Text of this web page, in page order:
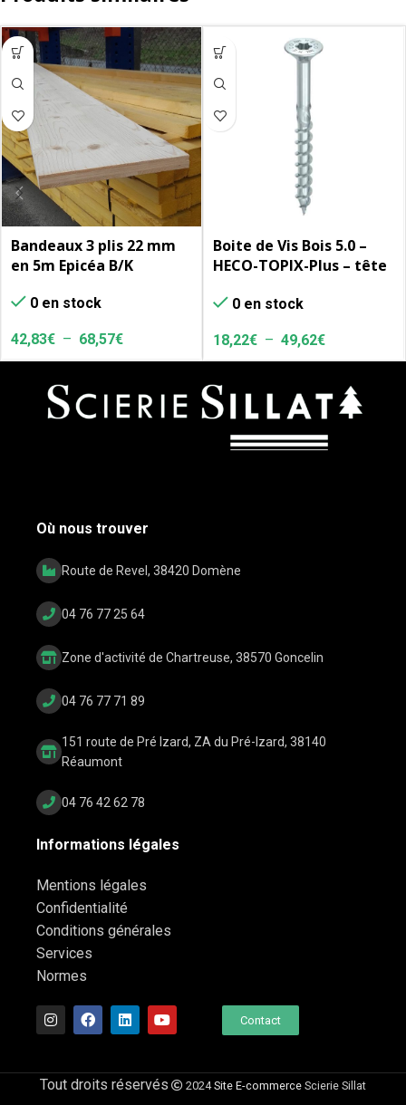
Bandeaux 3 plis 22 mm
en 5m Epicéa B/K
0 en stock
42,83€ – 68,57€
Boite de Vis Bois 5.0 –
HECO-TOPIX-Plus – tête
fraisage
0 en stock
18,22€ – 49,62€
Où nous trouver
Route de Revel, 38420 Domène
04 76 77 25 64
Zone d'activité de Chartreuse, 38570 Goncelin
04 76 77 71 89
151 route de Pré Izard, ZA du Pré-Izard, 38140
Réaumont
04 76 42 62 78
Informations légales
Mentions légales
Confidentialité
Conditions générales
Services
Normes
Contact
Tout droits réservés 2024Site E-commerce Scierie Sillat